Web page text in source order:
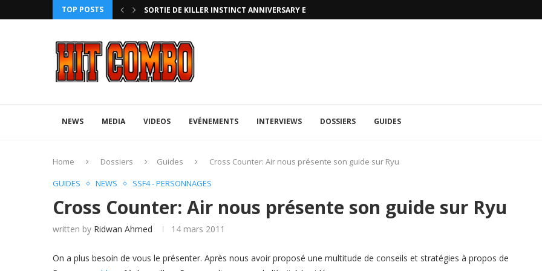
TOP POSTS
AVEC ROLLBACK... SORTIE DE KILLER INSTINCT ANNIVERSARY EDITION
NEWS MEDIA VIDEOS EVÉNEMENTS INTERVIEWS DOSSIERS GUIDES
Home Dossiers Guides
Cross Counter: Air nous présente son guide sur Ryu
GUIDES
NEWS SSF4 - PERSONNAGES
Cross Counter: Air nous présente son guide sur Ryu
written by Ridwan Ahmed 14 mars 2011
On a plus besoin de vous le présenter. Après nous avoir proposé une multitude de conseils et stratégies à propos de